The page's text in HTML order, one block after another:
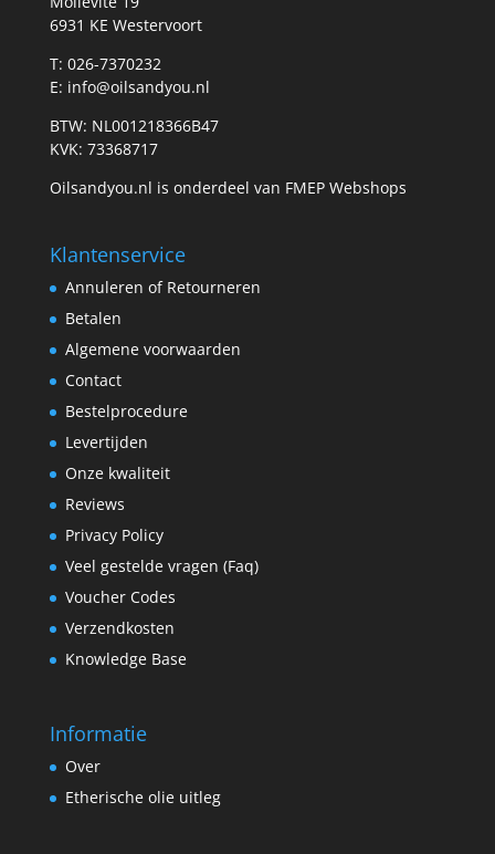
6931 KE Westervoort
T: 026-7370232
E: info@oilsandyou.nl
BTW: NL001218366B47
KVK: 73368717
Oilsandyou.nl is onderdeel van FMEP Webshops
Klantenservice
Annuleren of Retourneren
Betalen
Algemene voorwaarden
Contact
Bestelprocedure
Levertijden
Onze kwaliteit
Reviews
Privacy Policy
Veel gestelde vragen (Faq)
Voucher Codes
Verzendkosten
Knowledge Base
Informatie
Over
Etherische olie uitleg